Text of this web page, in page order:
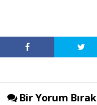
Bir Yorum Bırak